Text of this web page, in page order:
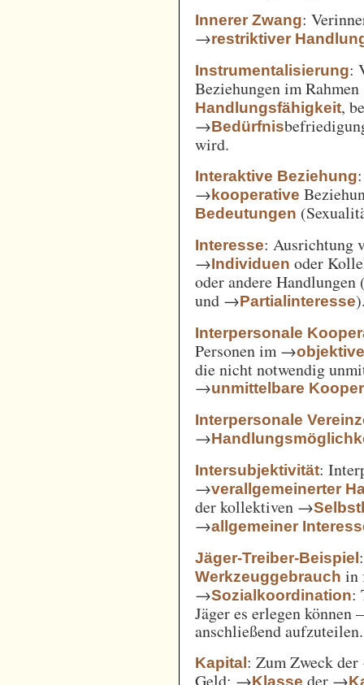
Innerer Zwang:
→restriktiver
Instrumentalisierung:
Beziehungen im
Handlungsfähigkeit,
→Bedürfnis
wird.
Interaktive Beziehung
→kooperative
Bedeutungen
Interesse: Ausrichtung
→Individuen oder
oder andere
und →Partialinteresse
Interpersonale
Personen im →
die nicht notwendig
→unmittelbare
Interpersonale
→
Intersubjektivität:
→verallgemeinerter
der kollektiven →
→allgemeiner
Jäger-Treiber-Beispiel
Werkzeuggebrauch in
→Sozialkoordination:
Jäger es erlegen
anschließend aufzuteilen.
Kapital: Zum Zweck
Geld; →Klasse der →